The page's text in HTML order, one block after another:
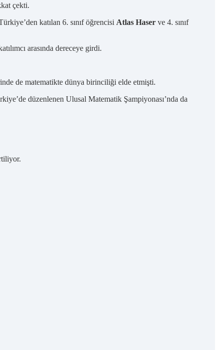
çekti.
katılan 6. sınıf öğrencisi Atlas Haser ve 4. sınıf
arasında dereceye girdi.
de matematikte dünya birinciliği elde etmişti.
düzenlenen Ulusal Matematik Şampiyonası’nda da